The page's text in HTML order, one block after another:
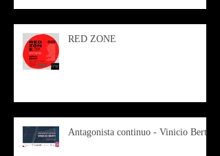
RED ZONE
Antagonista continuo - Vinicio Berti